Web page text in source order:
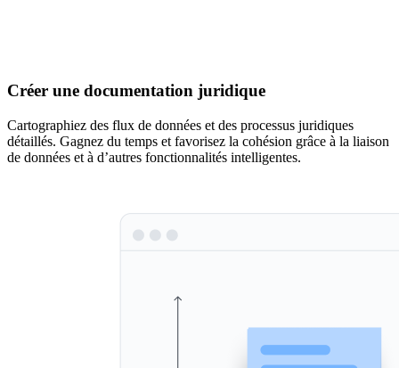
Créer une documentation juridique
Cartographiez des flux de données et des processus juridiques
détaillés. Gagnez du temps et favorisez la cohésion grâce à la liaison
de données et à d’autres fonctionnalités intelligentes.